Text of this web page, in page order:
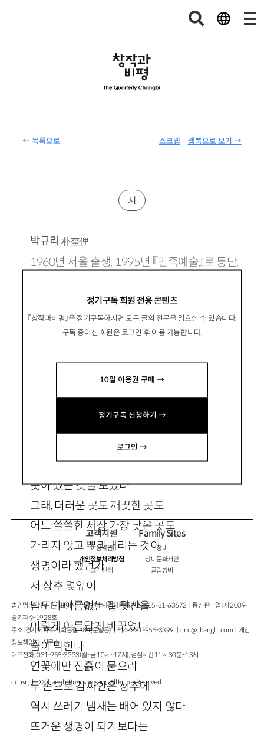
← 목록으로 웹북으로 보기 →
스크랩
정기구독 회원 전용 콘텐츠
『창작과비평』을 정기구독하시면 모든 글의 전문을 읽으실 수 있습니다.
구독 중이신 회원은 로그인 후 이용 가능합니다.
10일 이용권 구매 →
정기구독 신청하기 →
로그인 →
시
박규리 朴奎俚
1960년 서울 출생. 1995년 『민족예술』로 등단.
역한 냄새 진동하는 쓰레기더미 속에서
상추 몇포기!
솟아 있는 것을 보았다
그래, 더러운 곳도 깨끗한 곳도
어느 쓸쓸한 세상 가장 낮은 곳도
가리지 않고 뿌리내리는 것이
생명이라 했던가
저 상추 몇잎이
남도의 이름없는 절 뒷산을
이렇게 아름답게 바꾸었다
숨이 막힌다
연꽃에만 진흙이 묻으랴
두 손으로 감싸안은 상추에
역시 쓰레기 냄새는 배어 있지 않다
뜨거운 생명이 되기보다는
고객지원
이용약관
개인정보처리방침
고객센터
Family Sites
창비
창비문화재단
클럽창비
법인명 : ㈜창비ㅣ대표이사 : 염종선ㅣ사업자등록번호 : 105-81-63672ㅣ통신판매업 : 제 2009-
경기파주-1928호
주소 : 경기도 파주시 회동길 184(문발동)ㅣ팩스 : 031-955-3399 ㅣcnc@changbi.com ㅣ개인
정보책임자 : 신문수
대표전화 : 031-955-3333(월~금 10시~17시), 점심시간 11시 30분~13시
copyright © Changbi Publishers, inc. All Rights Reserved.